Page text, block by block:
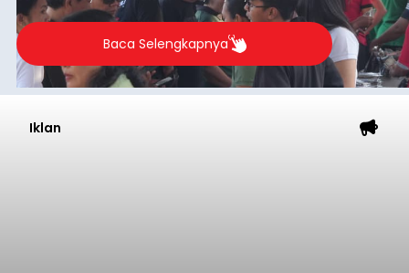
Baca Selengkapnya
Iklan